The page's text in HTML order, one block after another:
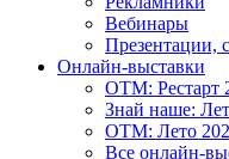
Вебинары
Презентации,
Онлайн-выставки
OTM: Рестарт
Знай наше:
OTM: Лето
Все онлайн-